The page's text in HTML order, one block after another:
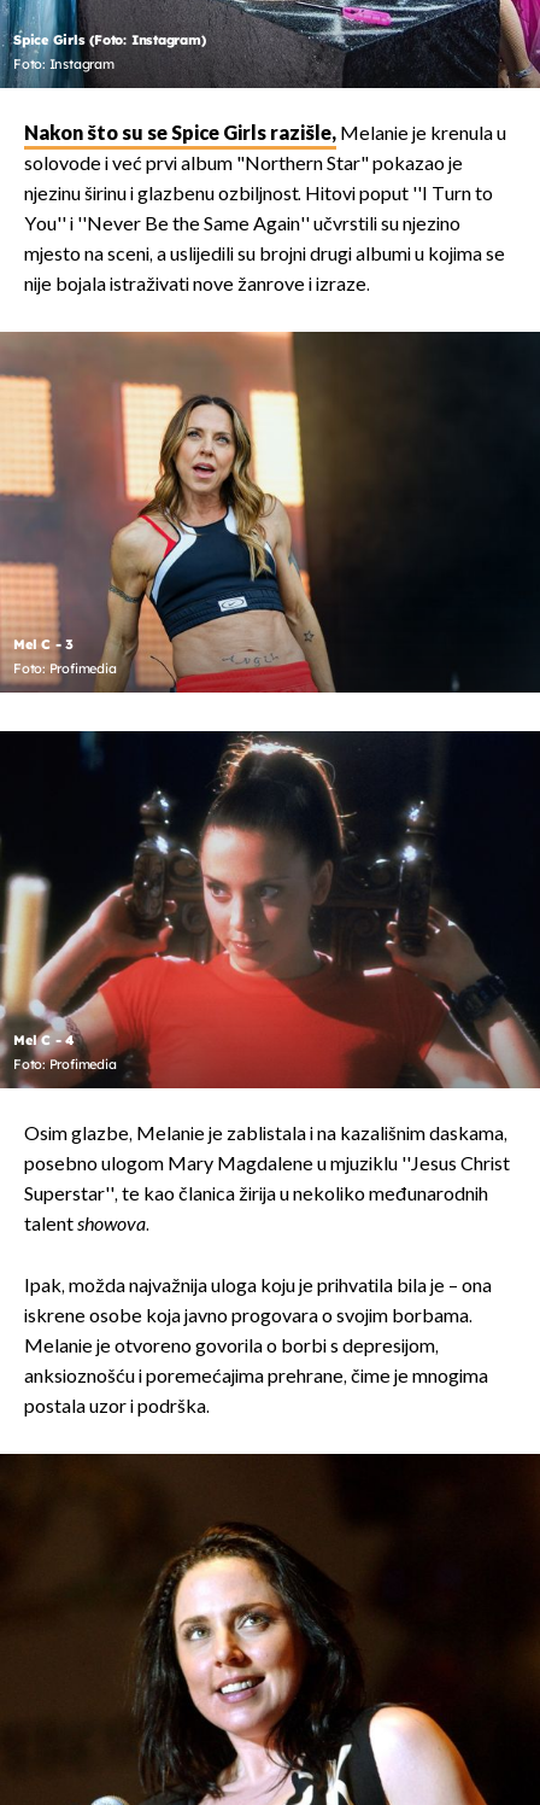
Spice Girls (Foto: Instagram)
Foto: Instagram
Nakon što su se Spice Girls razišle, Melanie je krenula u
solovode i već prvi album "Northern Star" pokazao je
njezinu širinu i glazbenu ozbiljnost. Hitovi poput ''I Turn to
You'' i ''Never Be the Same Again'' učvrstili su njezino
mjesto na sceni, a uslijedili su brojni drugi albumi u kojima se
nije bojala istraživati nove žanrove i izraze.
Mel C - 3
Foto: Profimedia
Mel C - 4
Foto: Profimedia
Osim glazbe, Melanie je zablistala i na kazališnim daskama,
posebno ulogom Mary Magdalene u mjuziklu ''Jesus Christ
Superstar'', te kao članica žirija u nekoliko međunarodnih
talentshowova.
Ipak, možda najvažnija uloga koju je prihvatila bila je – ona
iskrene osobe koja javno progovara o svojim borbama.
Melanie je otvoreno govorila o borbi s depresijom,
anksioznošću i poremećajima prehrane, čime je mnogima
postala uzor i podrška.